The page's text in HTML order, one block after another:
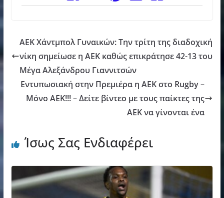
ΑΕΚ Χάντμπολ Γυναικών: Την τρίτη της διαδοχική
νίκη σημείωσε η ΑΕΚ καθώς επικράτησε 42-13 του
Μέγα Αλεξάνδρου Γιαννιτσών
Εντυπωσιακή στην Πρεμιέρα η ΑΕΚ στο Rugby –
Μόνο ΑΕΚ!!! – Δείτε βίντεο με τους παίκτες της
ΑΕΚ να γίνονται ένα
Ίσως Σας Ενδιαφέρει